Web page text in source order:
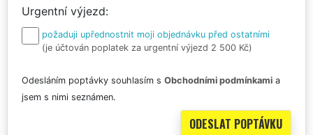
Urgentní výjezd
požaduji upřednostnit moji objednávku před ostatními
(je účtován poplatek za urgentní výjezd 2 500 Kč)
Odesláním poptávky souhlasím s Obchodními podmínkami a
jsem s nimi seznámen.